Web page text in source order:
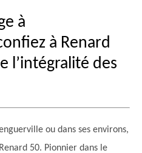
à
à Renard
l’intégralité des
ou dans ses environs,
50. Pionnier dans le